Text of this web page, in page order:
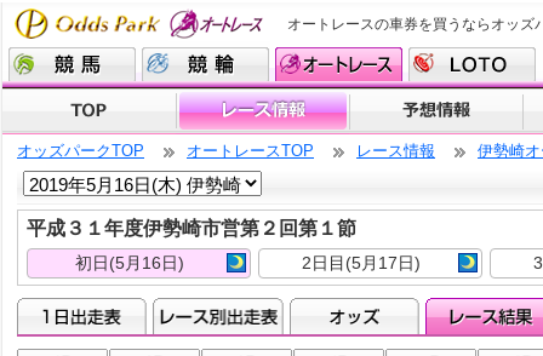
オートレースの車券を買うならオッズ
オッズパークTOP オートレースTOP レース情報 伊勢崎
平成３１年度伊勢崎市営第２回第１節
初日(5月16日) 2日目(5月17日)